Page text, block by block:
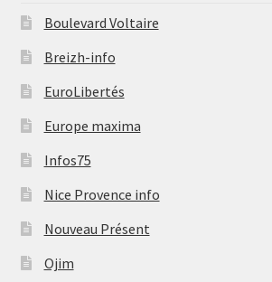
Boulevard Voltaire
Breizh-info
EuroLibertés
Europe maxima
Infos75
Nice Provence info
Nouveau Présent
Ojim